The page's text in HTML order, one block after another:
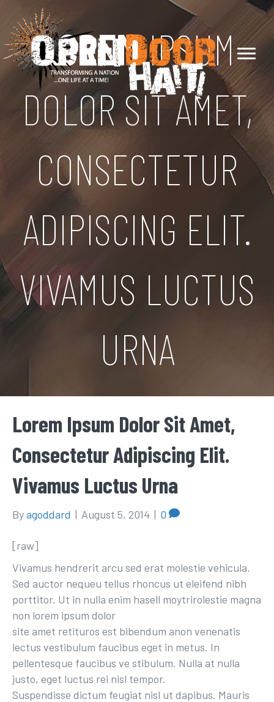
LOREMIPSUM
DOLOR SIT AMET,
CONSECTETUR
ADIPISCING ELIT.
VIVAMUS LUCTUS
URNA
Lorem Ipsum Dolor Sit Amet,
Consectetur Adipiscing Elit.
Vivamus Luctus Urna
Byagoddard | August 5, 2014 | 0
[raw]
Vivamus hendrerit arcu sed erat molestie vehicula.
Sed auctor nequeu tellus rhoncus ut eleifend nibh
porttitor. Ut in nulla enim hasell moytrirolestie magna
non lorem ipsum dolor
site amet retituros est bibendum anon venenatis
lectus vestibulum faucibus eget in metus. In
pellentesque faucibus ve stibulum. Nulla at nulla
justo, eget luctus rei nisl tempor.
Suspendisse dictum feugiat nisl ut dapibus. Mauris